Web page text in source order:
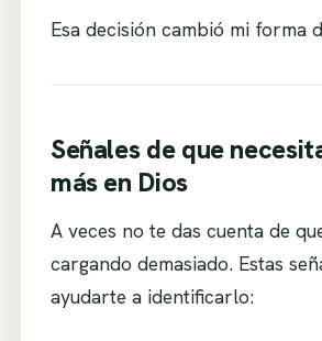
Esa decisión cambió mi forma
Señales de que
más en Dios
A veces no te das cuenta de
cargando demasiado. Estas
ayudarte a identificarlo: